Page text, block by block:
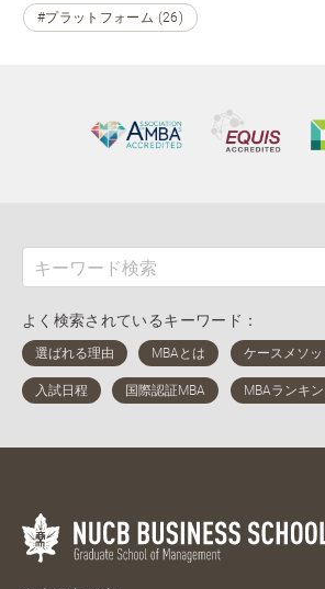
#プラットフォーム (26)
よく検索されているキーワード：